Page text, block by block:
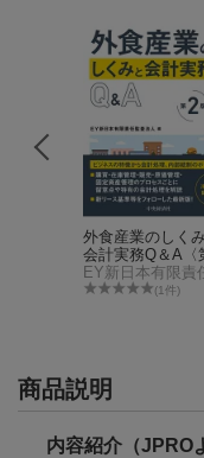
外食産業のしく
会計実務Q＆A〈
版〉
(1件)
商品説明
内容紹介（JPRO